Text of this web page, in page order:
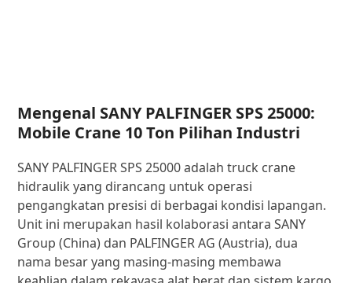
Mengenal SANY PALFINGER SPS 25000:
Mobile Crane 10 Ton Pilihan Industri
SANY PALFINGER SPS 25000 adalah truck crane
hidraulik yang dirancang untuk operasi
pengangkatan presisi di berbagai kondisi lapangan.
Unit ini merupakan hasil kolaborasi antara SANY
Group (China) dan PALFINGER AG (Austria), dua
nama besar yang masing-masing membawa